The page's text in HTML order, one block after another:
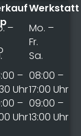
–
–
Uhr
–
Uhr
Werkstatt
Mo. –
Fr.
Sa.
08:00 –
17:00 Uhr
09:00 –
13:00 Uhr